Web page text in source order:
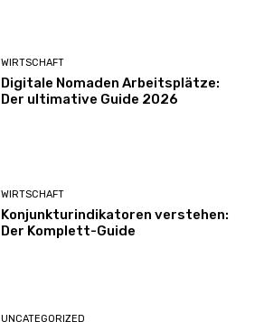
WIRTSCHAFT
Digitale Nomaden Arbeitsplätze:
Der ultimative Guide 2026
WIRTSCHAFT
Konjunkturindikatoren verstehen:
Der Komplett-Guide
UNCATEGORIZED